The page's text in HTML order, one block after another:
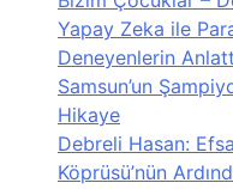
Yapay Zeka ile
Deneyenlerin
Samsun’un
Hikaye
Debreli Hasan:
Köprüsü’nün